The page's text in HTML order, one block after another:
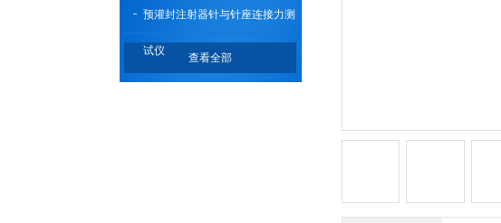
预灌封注射器针与针座连接力测
试仪
查看全部